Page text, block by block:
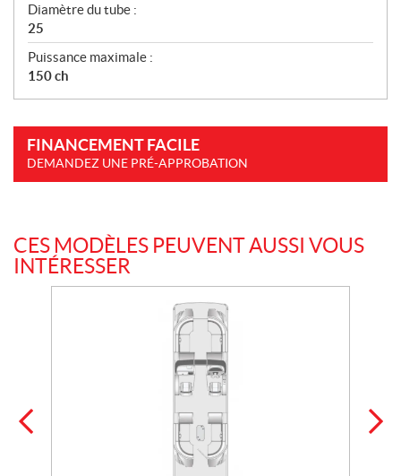
Diamètre du tube :
25
Puissance maximale :
150 ch
FINANCEMENT FACILE
DEMANDEZ UNE PRÉ-APPROBATION
CES MODÈLES PEUVENT AUSSI VOUS
INTÉRESSER